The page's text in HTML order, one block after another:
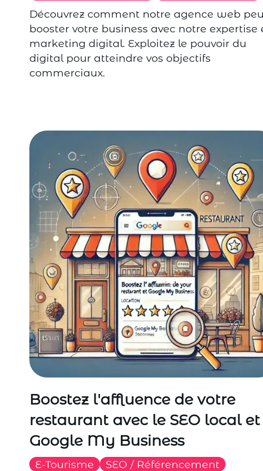
Découvrez comment notre agence web
booster votre business avec notre expertise
marketing digital. Exploitez le pouvoir du
digital pour atteindre vos objectifs
commerciaux.
Boostez l'affluence de votre
restaurant avec le SEO local et
Google My Business
E-Tourisme
SEO / Référencement